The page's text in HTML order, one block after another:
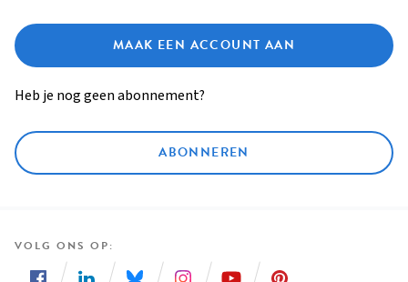
MAAK EEN ACCOUNT AAN
Heb je nog geen abonnement?
ABONNEREN
VOLG ONS OP